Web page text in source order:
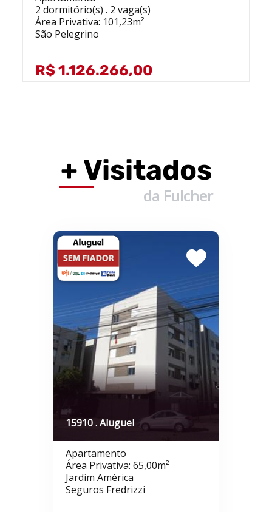
2 dormitório(s) . 2 vaga(s)
Área Privativa: 101,23m²
São Pelegrino
R$ 1.126.266,00
+ Visitados
da Fulcher
15910 . Aluguel
Apartamento
Área Privativa: 65,00m²
Jardim América
Seguros Fredrizzi